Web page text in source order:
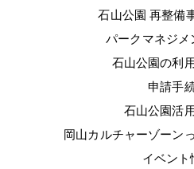
石山公園 再整備
パークマネジメ
石山公園の利
申請手
石山公園活
岡山カルチャーゾーン
イベント